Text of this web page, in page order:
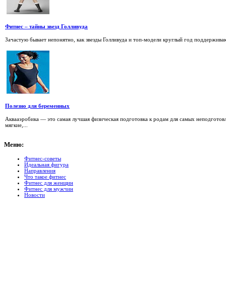
Фитнес – тайны звезд Голливуда
Зачастую бывает непонятно, как звезды Голливуда и топ-модели круглый год
Полезно для беременных
Аквааэробика — это самая лучшая физическая подготовка к родам для самых
мягкие,...
Меню:
Фитнес-советы
Идеальная фигура
Направления
Что такое фитнес
Фитнес для женщин
Фитнес для мужчин
Новости